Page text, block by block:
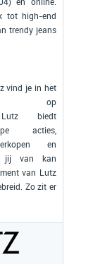
en online.
tot high-end
trendy jeans
vind je in het
op
Lutz biedt
acties,
en
jij van kan
van Lutz
Zo zit er